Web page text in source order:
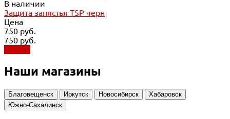
В наличии
Защита запястья TSP черн
Цена
750 руб.
750 руб.
Наши магазины
Благовещенск Иркутск Новосибирск
Хабаровск
Южно-Сахалинск